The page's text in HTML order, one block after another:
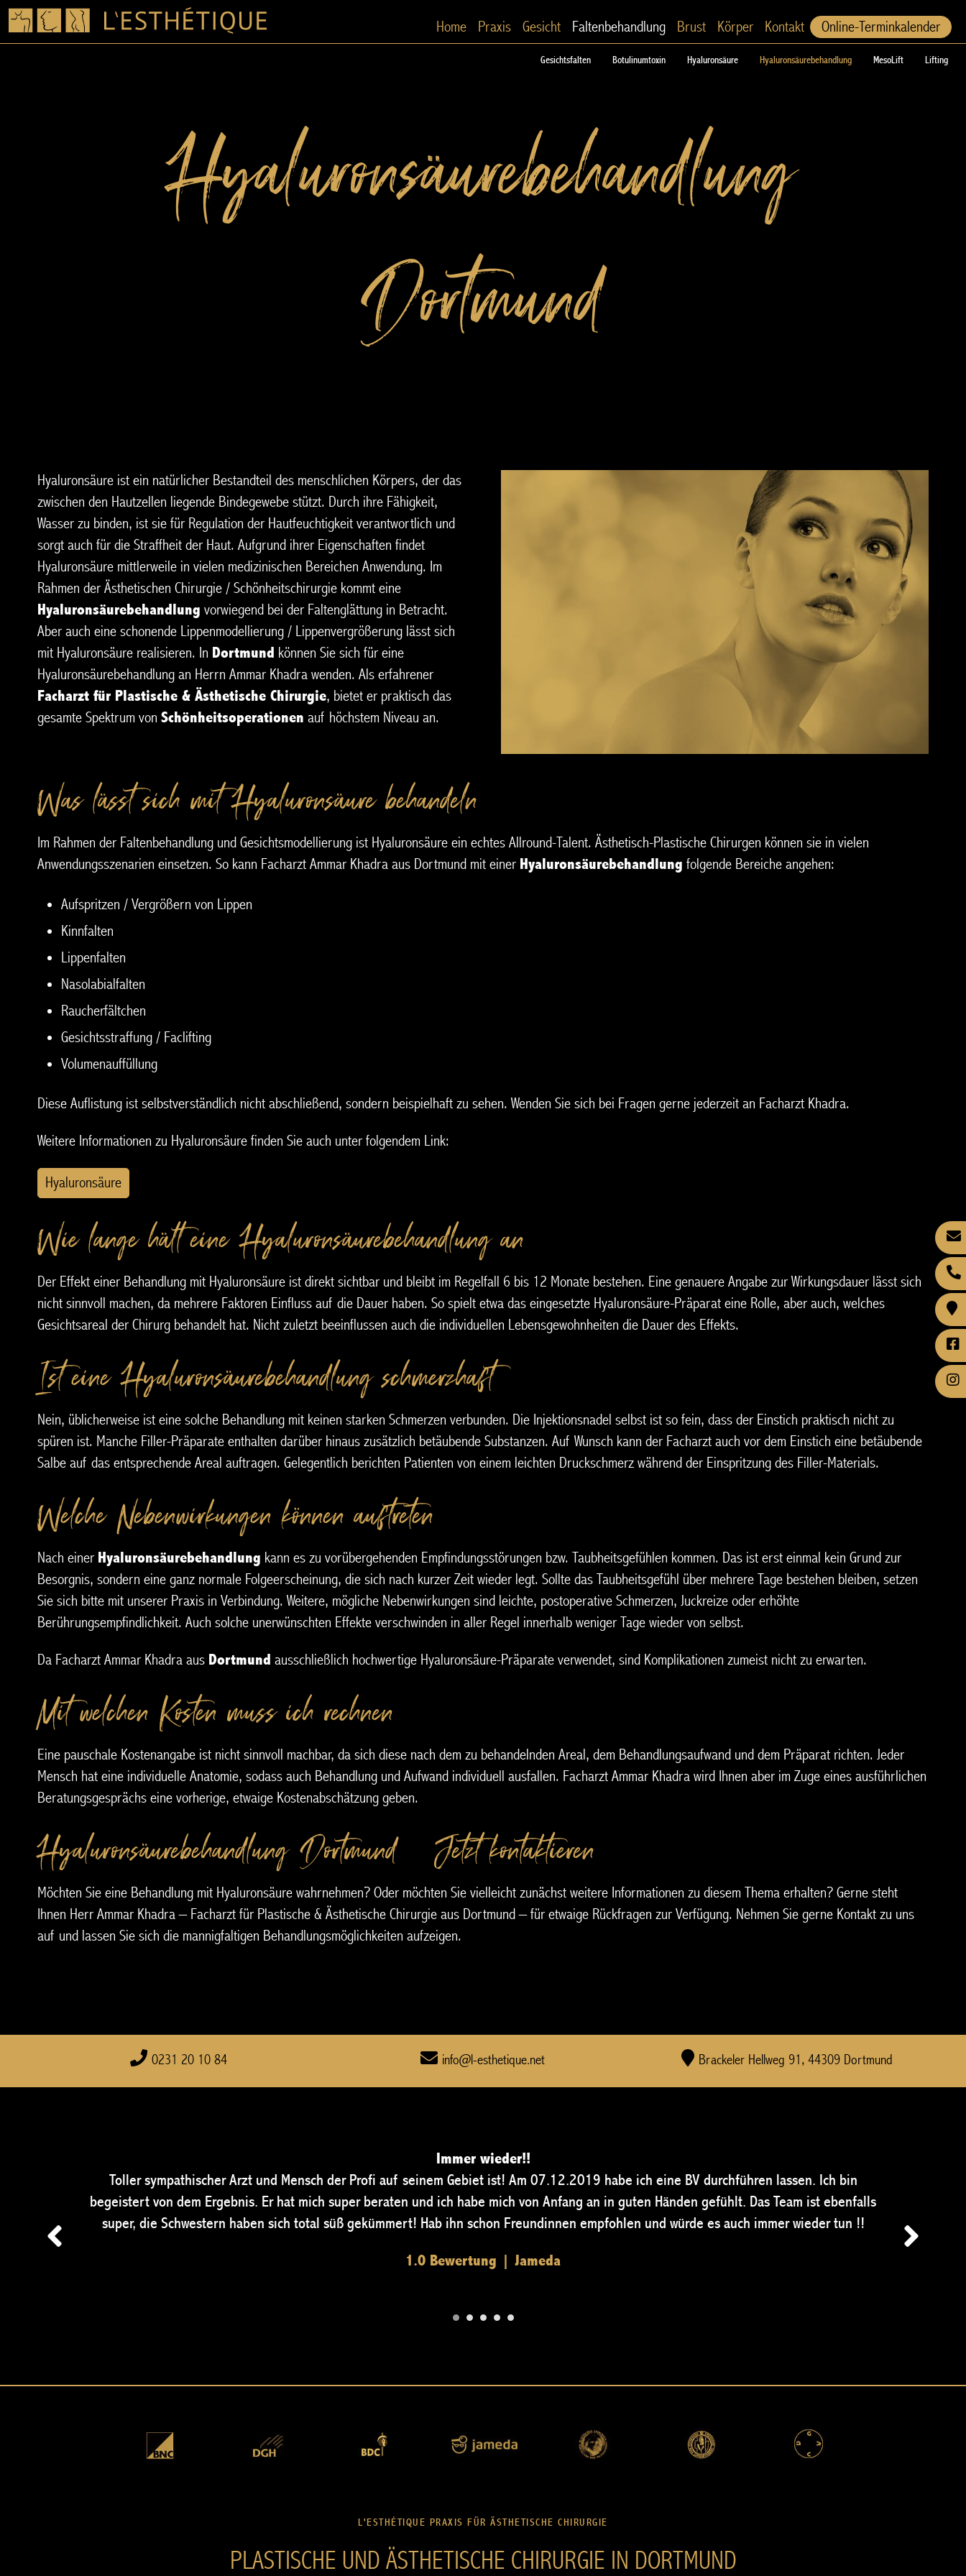
Home Praxis Gesicht Faltenbehandlung Brust Körper Kontakt Online-Terminkalender
Gesichtsfalten Botulinumtoxin Hyaluronsäure Hyaluronsäurebehandlung MesoLift Lifting
Hyaluronsäurebehandlung
Dortmund
Hyaluronsäure ist ein natürlicher Bestandteil des menschlichen Körpers, der das
zwischen den Hautzellen liegende Bindegewebe stützt. Durch ihre Fähigkeit,
Wasser zu binden, ist sie für Regulation der Hautfeuchtigkeit verantwortlich und
sorgt auch für die Straffheit der Haut. Aufgrund ihrer Eigenschaften findet
Hyaluronsäure mittlerweile in vielen medizinischen Bereichen Anwendung. Im
Rahmen der Ästhetischen Chirurgie / Schönheitschirurgie kommt eine
Hyaluronsäurebehandlung vorwiegend bei der Faltenglättung in Betracht.
Aber auch eine schonende Lippenmodellierung / Lippenvergrößerung lässt sich
mit Hyaluronsäure realisieren. In Dortmund können Sie sich für eine
Hyaluronsäurebehandlung an Herrn Ammar Khadra wenden. Als erfahrener
Facharzt für Plastische & Ästhetische Chirurgie, bietet er praktisch das
gesamte Spektrum von Schönheitsoperationen auf höchstem Niveau an.
Was lässt sich mit Hyaluronsäure behandeln?
Im Rahmen der Faltenbehandlung und Gesichtsmodellierung ist Hyaluronsäure ein echtes Allround-Talent. Ästhetisch-Plastische Chirurgen können sie in vielen
Anwendungsszenarien einsetzen. So kann Facharzt Ammar Khadra aus Dortmund mit einer Hyaluronsäurebehandlung folgende Bereiche angehen:
Aufspritzen / Vergrößern von Lippen
Kinnfalten
Lippenfalten
Nasolabialfalten
Raucherfältchen
Gesichtsstraffung / Faclifting
Volumenauffüllung
Diese Auflistung ist selbstverständlich nicht abschließend, sondern beispielhaft zu sehen. Wenden Sie sich bei Fragen gerne jederzeit an Facharzt Khadra.
Weitere Informationen zu Hyaluronsäure finden Sie auch unter folgendem Link:
Hyaluronsäure
Wie lange hält eine Hyaluronsäurebehandlung an?
Der Effekt einer Behandlung mit Hyaluronsäure ist direkt sichtbar und bleibt im Regelfall 6 bis 12 Monate bestehen. Eine genauere Angabe zur Wirkungsdauer lässt sich
nicht sinnvoll machen, da mehrere Faktoren Einfluss auf die Dauer haben. So spielt etwa das eingesetzte Hyaluronsäure-Präparat eine Rolle, aber auch, welches
Gesichtsareal der Chirurg behandelt hat. Nicht zuletzt beeinflussen auch die individuellen Lebensgewohnheiten die Dauer des Effekts.
Ist eine Hyaluronsäurebehandlung schmerzhaft?
Nein, üblicherweise ist eine solche Behandlung mit keinen starken Schmerzen verbunden. Die Injektionsnadel selbst ist so fein, dass der Einstich praktisch nicht zu
spüren ist. Manche Filler-Präparate enthalten darüber hinaus zusätzlich betäubende Substanzen. Auf Wunsch kann der Facharzt auch vor dem Einstich eine betäubende
Salbe auf das entsprechende Areal auftragen. Gelegentlich berichten Patienten von einem leichten Druckschmerz während der Einspritzung des Filler-Materials.
Welche Nebenwirkungen können auftreten?
Nach einer Hyaluronsäurebehandlung kann es zu vorübergehenden Empfindungsstörungen bzw. Taubheitsgefühlen kommen. Das ist erst einmal kein Grund zur
Besorgnis, sondern eine ganz normale Folgeerscheinung, die sich nach kurzer Zeit wieder legt. Sollte das Taubheitsgefühl über mehrere Tage bestehen bleiben, setzen
Sie sich bitte mit unserer Praxis in Verbindung. Weitere, mögliche Nebenwirkungen sind leichte, postoperative Schmerzen, Juckreize oder erhöhte
Berührungsempfindlichkeit. Auch solche unerwünschten Effekte verschwinden in aller Regel innerhalb weniger Tage wieder von selbst.
Da Facharzt Ammar Khadra aus Dortmund ausschließlich hochwertige Hyaluronsäure-Präparate verwendet, sind Komplikationen zumeist nicht zu erwarten.
Mit welchen Kosten muss ich rechnen?
Eine pauschale Kostenangabe ist nicht sinnvoll machbar, da sich diese nach dem zu behandelnden Areal, dem Behandlungsaufwand und dem Präparat richten. Jeder
Mensch hat eine individuelle Anatomie, sodass auch Behandlung und Aufwand individuell ausfallen. Facharzt Ammar Khadra wird Ihnen aber im Zuge eines ausführlichen
Beratungsgesprächs eine vorherige, etwaige Kostenabschätzung geben.
Hyaluronsäurebehandlung Dortmund – Jetzt kontaktieren
Möchten Sie eine Behandlung mit Hyaluronsäure wahrnehmen? Oder möchten Sie vielleicht zunächst weitere Informationen zu diesem Thema erhalten? Gerne steht
Ihnen Herr Ammar Khadra – Facharzt für Plastische & Ästhetische Chirurgie aus Dortmund – für etwaige Rückfragen zur Verfügung. Nehmen Sie gerne Kontakt zu uns
auf und lassen Sie sich die mannigfaltigen Behandlungsmöglichkeiten aufzeigen.
0231 20 10 84 info@l-esthetique.net Brackeler Hellweg 91, 44309 Dortmund
Immer wieder!!
Toller sympathischer Arzt und Mensch der Profi auf seinem Gebiet ist! Am 07.12.2019 habe ich eine BV durchführen lassen. Ich bin
begeistert von dem Ergebnis. Er hat mich super beraten und ich habe mich von Anfang an in guten Händen gefühlt. Das Team ist ebenfalls
super, die Schwestern haben sich total süß gekümmert! Hab ihn schon Freundinnen empfohlen und würde es auch immer wieder tun !!
1.0 Bewertung | Jameda
L'ESTHÉTIQUE PRAXIS FÜR ÄSTHETISCHE CHIRURGIE
PLASTISCHE UND ÄSTHETISCHE CHIRURGIE IN DORTMUND